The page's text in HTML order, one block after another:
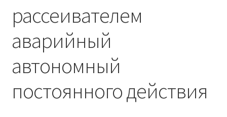
рассеивателем
аварийный
автономный
постоянного действия